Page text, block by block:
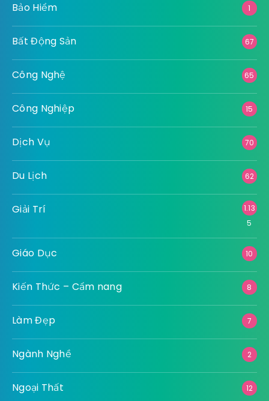
Bảo Hiểm 1
Bất Động Sản 67
Công Nghệ 65
Công Nghiệp 15
Dịch Vụ 70
Du Lịch 62
Giải Trí
1.13
5
Giáo Dục 10
Kiến Thức – Cẩm nang 8
Làm Đẹp 7
Ngành Nghề 2
Ngoại Thất 12